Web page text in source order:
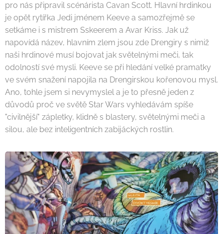
pro nás připravil scénárista Cavan Scott. Hlavní hrdinkou
je opět rytířka Jedi jménem Keeve a samozřejmě se
setkáme i s mistrem Sskeerem a Avar Kriss. Jak už
napovídá název, hlavním zlem jsou zde Drengiry s nimiž
naši hrdinové musí bojovat jak světelnými meči, tak
odolností své mysli. Keeve se při hledání velké pramatky
ve svém snažení napojila na Drengirskou kořenovou mysl.
Ano, tohle jsem si nevymyslel a je to přesně jeden z
důvodů proč ve světě Star Wars vyhledávám spíše
"civilnější" zápletky, klidně s blastery, světelnými meči a
silou, ale bez inteligentních zabijáckých rostlin.